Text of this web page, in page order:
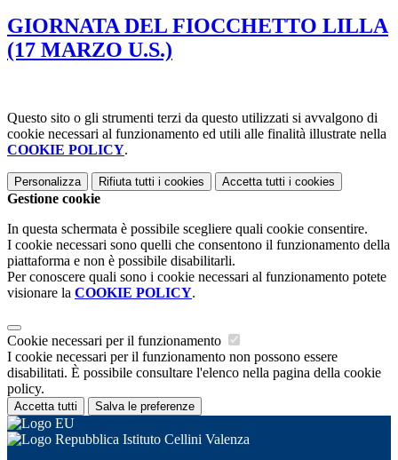
GIORNATA DEL FIOCCHETTO LILLA
(17 MARZO U.S.)
Questo sito o gli strumenti terzi da questo utilizzati si avvalgono di
cookie necessari al funzionamento ed utili alle finalità illustrate nella
COOKIE POLICY.
Personalizza Rifiuta tutti i cookies Accetta tutti i cookies
Gestione cookie
In questa schermata è possibile scegliere quali cookie consentire.
I cookie necessari sono quelli che consentono il funzionamento della
piattaforma e non è possibile disabilitarli.
Per conoscere quali sono i cookie necessari al funzionamento potete
visionare la COOKIE POLICY.
Cookie necessari per il funzionamento
I cookie necessari per il funzionamento non possono essere
disabilitati. È possibile consultare l'elenco nella pagina della cookie
policy.
Accetta tutti Salva le preferenze
Istituto Cellini Valenza